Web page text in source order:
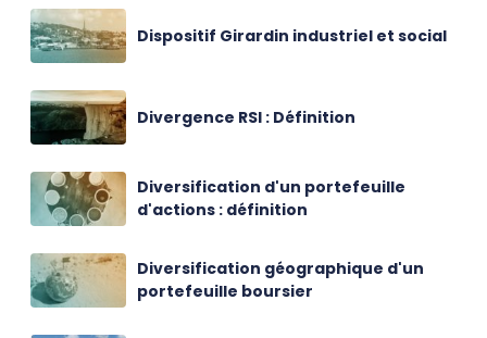
Dispositif Girardin industriel et social
Divergence RSI : Définition
Diversification d'un portefeuille
d'actions : définition
Diversification géographique d'un
portefeuille boursier